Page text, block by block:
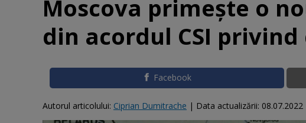
Moscova primește o
din acordul CSI
Facebook
Autorul articolului: Ciprian Dumitrache | Data actualizării: 08.07.2022